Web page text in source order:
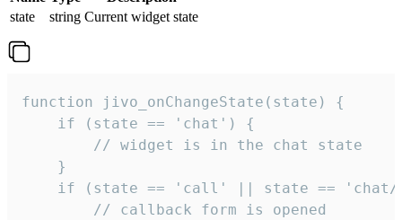
state
string Current widget state
function jivo_onChangeState(state) {
    if (state == 'chat') {
        // widget is in the chat state
    }
if (state == 'call' || state ==
        // callback form is opened